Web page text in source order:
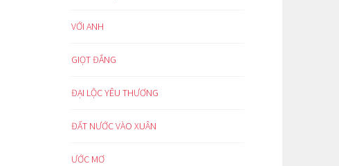
VỚI ANH
GIỌT ĐẮNG
ĐẠI LỘC YÊU THƯƠNG
ĐẤT NƯỚC VÀO XUÂN
ƯỚC MƠ